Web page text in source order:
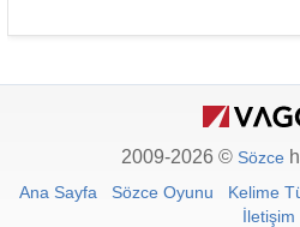
2009-2026 © Sözce
Ana Sayfa Sözce Oyunu Kelime
İletişim